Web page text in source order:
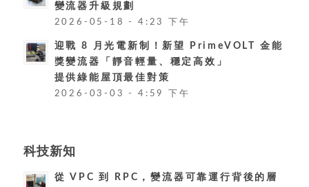
變流器升級規劃
2026-05-18 - 4:23 下午
迎戰 8 月光電新制！新望 PrimeVOLT 金能
獎變流器「靜音輕量、穩定高效」
提供綠能屋頂最佳對策
2026-03-03 - 4:59 下午
科技新知
從 VPC 到 RPC，變流器可靠運行背後的層